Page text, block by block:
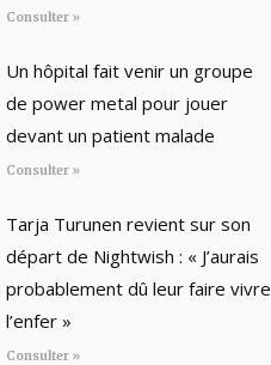
Consulter »
Un hôpital fait venir un groupe
de power metal pour jouer
devant un patient malade
Consulter »
Tarja Turunen revient sur son
départ de Nightwish : « J’aurais
probablement dû leur faire vivre
l’enfer »
Consulter »